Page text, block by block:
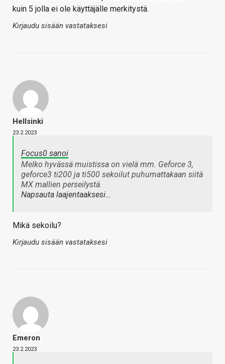
kuin 5 jolla ei ole käyttäjälle merkitystä.
Kirjaudu sisään vastataksesi
Hellsinki
23.2.2023
Focus0 sanoi
Melko hyvässä muistissa on vielä mm. Geforce 3,
geforce3 ti200 ja ti500 sekoilut puhumattakaan siitä
MX mallien perseilystä.
Napsauta laajentaaksesi…
Mikä sekoilu?
Kirjaudu sisään vastataksesi
Emeron
23.2.2023